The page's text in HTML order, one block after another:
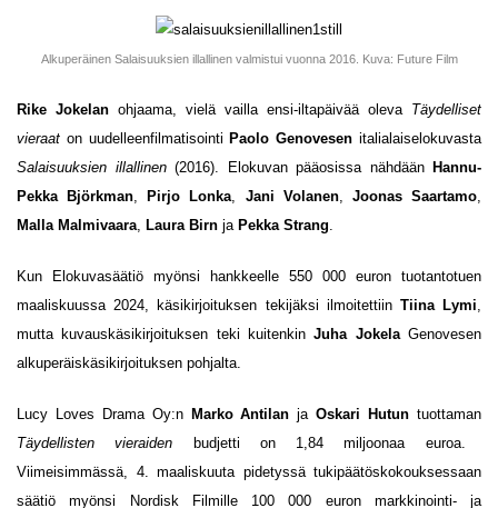
Alkuperäinen Salaisuuksien illallinen valmistui vuonna 2016. Kuva: Future Film
Rike Jokelan ohjaama, vielä vailla ensi-iltapäivää oleva Täydelliset
vieraat on uudelleenfilmatisointiPaolo Genovesen italialaiselokuvasta
Salaisuuksien illallinen(2016). Elokuvan pääosissa nähdään Hannu-
Pekka Björkman ,Pirjo Lonka Jani Volanen, Joonas Saartamo
Malla Malmivaara Laura Birn ja Pekka Strang
Kun Elokuvasäätiö myönsi hankkeelle 550 000 euron tuotantotuen
maaliskuussa 2024, käsikirjoituksen tekijäksi ilmoitettiin Tiina Lymi
mutta kuvauskäsikirjoituksen teki kuitenkinJuha JokelaGenovesen
alkuperäiskäsikirjoituksen pohjalta.
Lucy Loves Drama Oy:n Marko Antilan jaOskari Hutun tuottaman
Täydellisten vieraiden budjetti on 1,84 miljoonaa euroa.
Viimeisimmässä, 4. maaliskuuta pidetyssä tukipäätöskokouksessaan
säätiö myönsi Nordisk Filmille 100 000 euron markkinointi- ja